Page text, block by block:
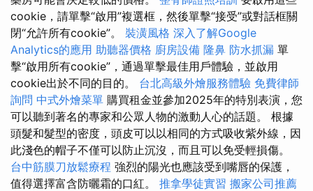
cookie，請單擊“啟用”複選框，然後單擊“接受”或對話框關
閉“允許所有cookie”。 裝潢風格 深入了解Google
Analytics的應用 助聽器價格 廚房設備 隆鼻 防水抓漏 單
擊“啟用所有cookie”，通過單擊最佳用戶體驗，並啟用
cookie出於不同的目的。 台北高級外燴服務體驗 免費律師
詢問 中式外燴菜單 購買租金並參加2025年的特別表演，您
可以聽到著名的專家和公眾人物的激動人心的話題。 根據
頭髮和髮型的密度，頭皮可以以相同的方式吸收紫外線，因
此淺色的帽子不僅可以防止沉沒，而且可以免受輕損傷。
台中筋膜刀放鬆療程 強烈的陽光也應該受到嘴唇的保護，
值得選擇富含防曬霜的口紅。 推拿學徒實習 搬家公司推薦